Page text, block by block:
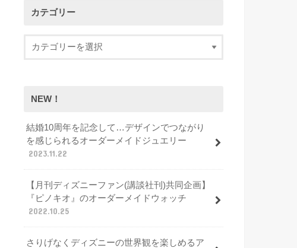
カテゴリー
NEW！
結婚10周年を記念して…デザインでつながり
を感じられるオーダーメイドジュエリー
2023.11.22
【月刊ディズニーファン(講談社刊)共同企画】
『ピノキオ』のオーダーメイドウォッチ
2022.10.25
さりげなくディズニーの世界観を楽しめるア